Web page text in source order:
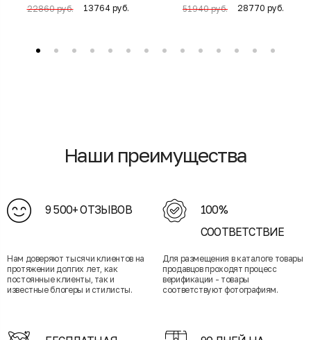
22860 руб. 13764 руб. 51940 руб. 28770 руб.
Наши преимущества
9 500+ ОТЗЫВОВ
Нам доверяют тысячи клиентов на
протяжении долгих лет, как
постоянные клиенты, так и
известные блогеры и стилисты.
100%
СООТВЕТСТВИЕ
Для размещения в каталоге товары
продавцов проходят процесс
верификации - товары
соответствуют фотографиям.